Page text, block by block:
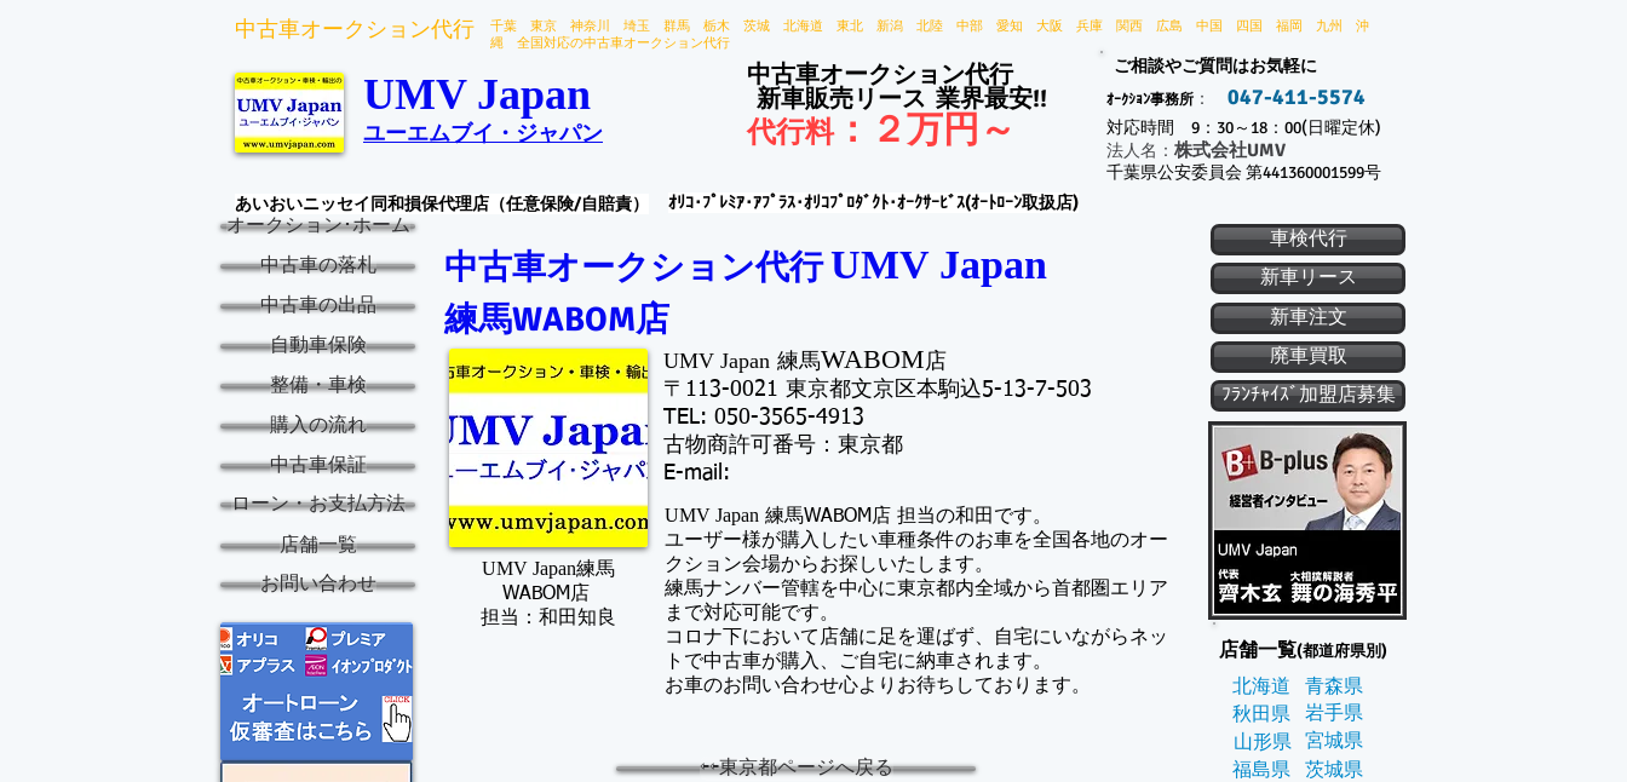
中古車オークション代行
千葉 東京 神奈川 埼玉 群馬 栃木 茨城 北海道 東北 新潟 北陸 中部 愛知 大阪 兵庫 関西 広島 中国 四国 福岡 九州 沖
縄 全国対応の中古車オークション代行
UMV Japan
ユーエムブイ・ジャパン
中古車オークション代行
新車販売リース 業界最安!!
代行料： ２万円～
ご相談やご質問はお気軽に
ｵｰｸｼｮﾝ事務所 ： 047-411-5574
対応時間 9：30～18：00(日曜定休)
​法人名： 株式会社UMV
千葉県公安委員会 第441360001599号
あいおいニッセイ同和損保代理店（任意保険/自賠責）
ｵﾘｺ･ﾌﾟﾚﾐｱ･ｱﾌﾟﾗｽ･ｵﾘｺﾌﾟﾛﾀﾞｸﾄ･ｵｰｸｻｰﾋﾞｽ(ｵｰﾄﾛｰﾝ取扱店)
中古車オークション代行 ​UMV Japan
練馬WABOM店
UMV Japan練馬
WABOM店
​担当：和田知良
UMV Japan 練馬WABOM店
​〒113-0021 東京都文京区本駒込5-13-7-503
TEL: 050-3565-4913
古物商許可番号：東京都
​E-mail:
UMV Japan 練馬WABOM店 担当の和田です。
​ユーザー様が購入したい車種条件のお車を全国各地のオー
クション会場からお探しいたします。
練馬ナンバー管轄を中心に東京都内全域から首都圏エリア
まで対応可能です。
コロナ下において店舗に足を運ばず、自宅にいながらネッ
トで中古車が購入、ご自宅に納車されます。
​お車のお問い合わせ心よりお待ちしております。
⇦⇦東京都ページへ戻る
ﾌﾗﾝﾁｬｲｽﾞ加盟店募集
廃車買取
新車注文
新車リース
車検代行
オークション･ホーム
中古車の落札
中古車の出品
自動車保険
整備・車検
購入の流れ
中古車保証
ローン・お支払方法
店舗一覧
お問い合わせ
店舗一覧(都道府県別)
北海道
秋田県
山形県
福島県
岩手県
青森県
宮城県
茨城県